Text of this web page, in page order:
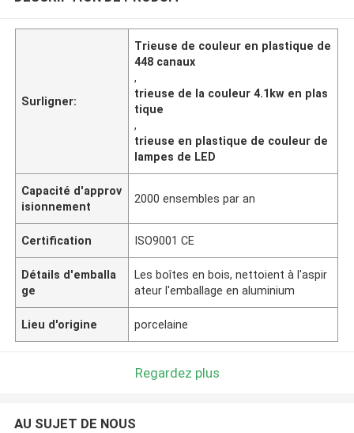
Surligner:
Trieuse de couleur en plastique de
448 canaux
,
trieuse de la couleur 4.1kw en plas
tique
,
trieuse en plastique de couleur de
lampes de LED
Capacité d'approv
isionnement
2000 ensembles par an
Certification ISO9001 CE
Détails d'emballa
ge
Les boîtes en bois, nettoient à l'aspir
ateur l'emballage en aluminium
Lieu d'origine porcelaine
Regardez plus
AU SUJET DE NOUS